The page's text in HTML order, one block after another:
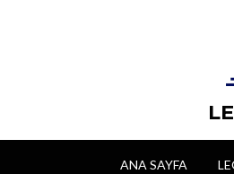
ANA SAYFA